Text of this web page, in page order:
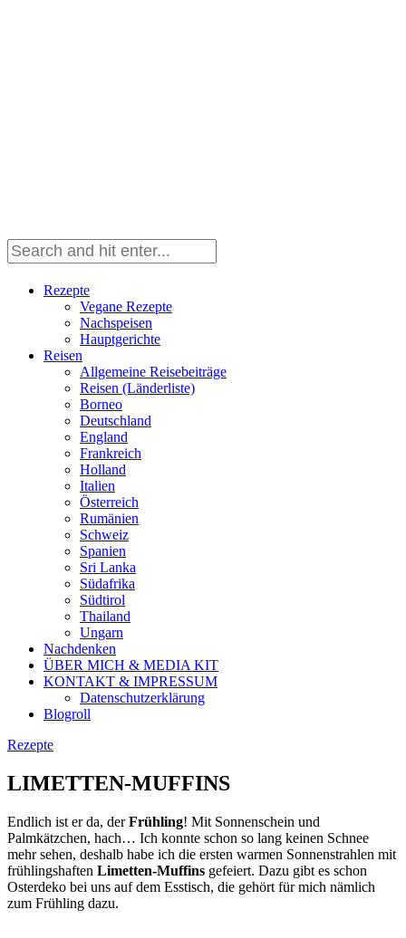
Rezepte
Vegane Rezepte
Nachspeisen
Hauptgerichte
Reisen
Allgemeine Reisebeiträge
Reisen (Länderliste)
Borneo
Deutschland
England
Frankreich
Holland
Italien
Österreich
Rumänien
Schweiz
Spanien
Sri Lanka
Südafrika
Südtirol
Thailand
Ungarn
Nachdenken
ÜBER MICH & MEDIA KIT
KONTAKT & IMPRESSUM
Datenschutzerklärung
Blogroll
Rezepte
LIMETTEN-MUFFINS
Endlich ist er da, derFrühling! Mit Sonnenschein und
Palmkätzchen, hach… Ich konnte schon so lang keinen Schnee
mehr sehen, deshalb habe ich die ersten warmen Sonnenstrahlen mit
frühlingshaften Limetten-Muffins gefeiert. Dazu gibt es schon
Osterdeko bei uns auf dem Esstisch, die gehört für mich nämlich
zum Frühling dazu.